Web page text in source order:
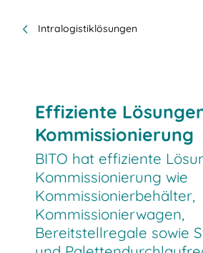
Intralogistiklösungen
Effiziente
Kommissionierung
BITO hat effiziente
Kommissionierung wie
Kommissionierbehälter,
Kommissionierwagen,
Bereitstellregale sowie